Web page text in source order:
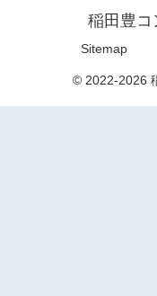
稲田豊コ
Sitemap
© 2022-2026